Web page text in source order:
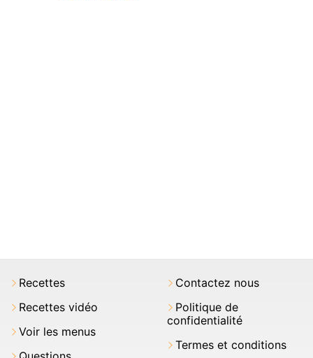
Recettes
Recettes vidéo
Voir les menus
Contactez nous
Politique de
confidentialité
Termes et conditions